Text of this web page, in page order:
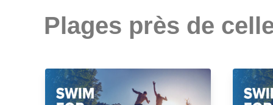
Plages près de